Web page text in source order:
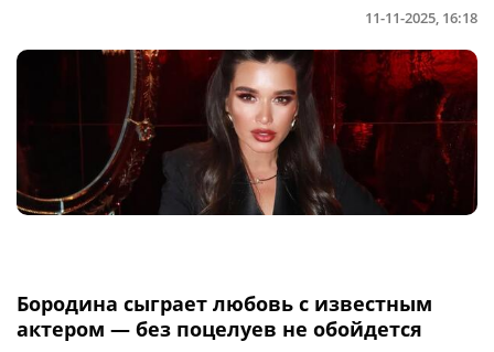
11-11-2025, 16:18
Бородина сыграет любовь с известным
актером — без поцелуев не обойдется